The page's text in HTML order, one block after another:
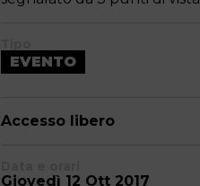
EVENTO
Accesso libero
Giovedì 12 Ott 2017